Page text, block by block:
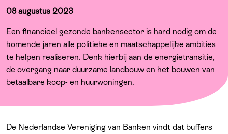
Meer
Over ons
08 augustus 2023
Een financieel gezonde bankensector is hard nodig om de
komende jaren alle politieke en maatschappelijke ambities
te helpen realiseren. Denk hierbij aan de energietransitie,
de overgang naar duurzame landbouw en het bouwen van
betaalbare koop- en huurwoningen.
De Nederlandse Vereniging van Banken vindt dat buffers